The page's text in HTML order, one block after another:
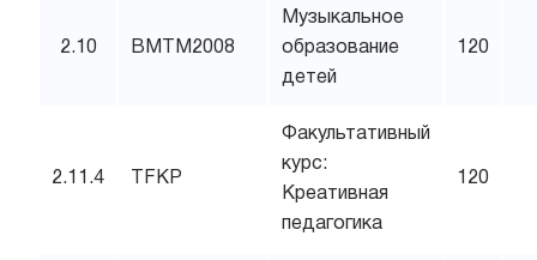
2.10 BMTM2008
Музыкальное
образование
детей
120
2.11.4 TFKP
Факультативный
курс:
Креативная
педагогика
120